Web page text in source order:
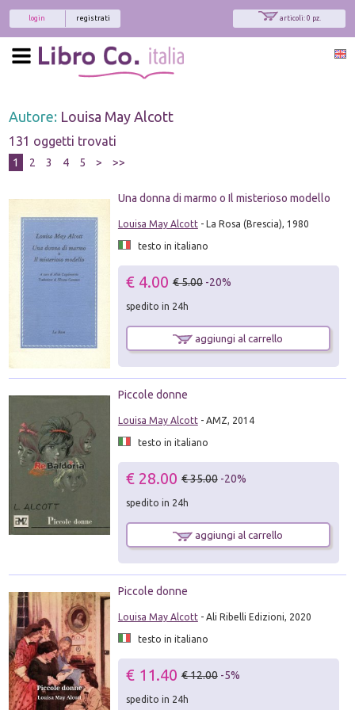
articoli: 0 pz.
registrati
login
Autore: Louisa May Alcott
131 oggetti trovati
1 2 3 4 5 > >>
Una donna di marmo o Il misterioso modello
Louisa May Alcott- La Rosa (Brescia), 1980
testo in italiano
€ 4.00 € 5.00 -20%
spedito in 24h
aggiungi al carrello
Piccole donne
Louisa May Alcott- AMZ, 2014
testo in italiano
€ 28.00 € 35.00 -20%
spedito in 24h
aggiungi al carrello
Piccole donne
Louisa May Alcott- Ali Ribelli Edizioni, 2020
testo in italiano
€ 11.40 € 12.00 -5%
spedito in 24h